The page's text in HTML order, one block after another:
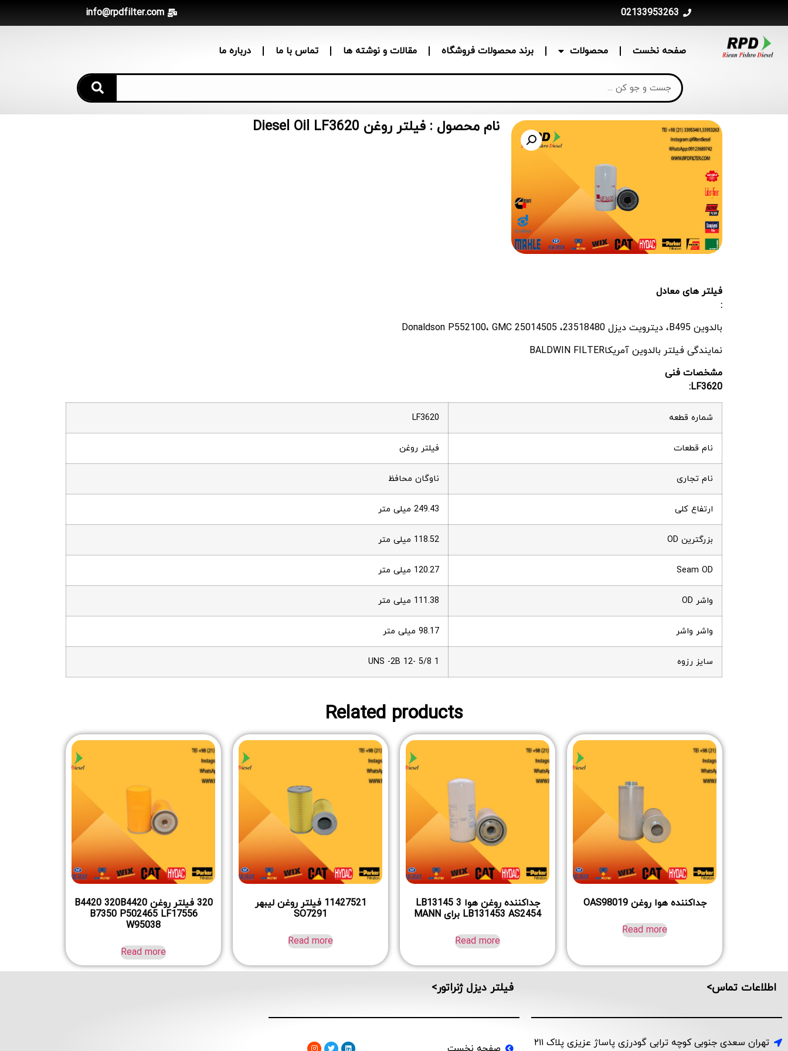
02133953263
info@rpdfilter.com
صفحه نخست محصولات برند محصولات فروشگاه مقالات و نوشته ها تماس با ما درباره ما
نام محصول : فیلتر روغن Diesel Oil LF3620
فیلتر های معادل
:
بالدوین B495، دیترویت دیزل 23518480، Donaldson P552100، GMC 25014505
نمایندگی فیلتر بالدوین آمریکاBALDWIN FILTER
مشخصات فنی
LF3620:
شماره قطعه LF3620
نام قطعات فیلتر روغن
نام تجاری ناوگان محافظ
ارتفاع کلی 249.43 میلی متر
بزرگترین OD 118.52 میلی متر
Seam OD 120.27 میلی متر
واشر OD 111.38 میلی متر
واشر واشر 98.17 میلی متر
سایز رزوه 1 5/8 -12 UNS -2B
Related products
جداکننده هوا روغن OAS98019
Read more
جداکننده روغن هوا LB13145 3
LB131453 AS2454 برای MANN
Read more
11427521 فیلتر روغن لیبهر
SO7291
Read more
320 فیلتر روغن B4420 320B4420
B7350 P502465 LF17556
W95038
Read more
اطلاعات تماس>
تهران سعدی جنوبی کوچه ترابی گودرزی پاساژ عزیزی پلاک ۲۱۱
فیلتر دیزل ژنراتور>